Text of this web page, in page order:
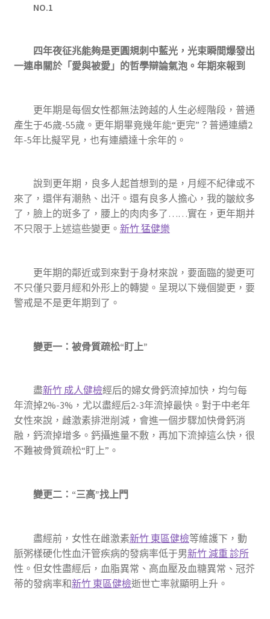
NO.1
四年夜征兆能夠是更圓規刺中藍光，光束瞬間爆發出
一連串關於「愛與被愛」的哲學辯論氣泡。年期來報到
更年期是每個女性都無法跨越的人生必經階段，普通
產生于45歲-55歲。更年期畢竟幾年能“更完”？普通連續2
年-5年比擬罕見，也有連續達十余年的。
說到更年期，良多人起首想到的是，月經不紀律或不
來了，還伴有潮熱、出汗。還有良多人擔心，我的皺紋多
了，臉上的斑多了，腰上的肉肉多了……實在，更年期并
不只限于上述這些變更。 新竹 猛健樂
更年期的鄰近或到來對于身材來說，要面臨的變更可
不只僅只要月經和外形上的轉變。呈現以下幾個變更，要
警戒是不是更年期到了。
變更一：被骨質疏松“盯上”
盡新竹 成人健檢經后的婦女骨鈣流掉加快，均勻每
年流掉2%-3%，尤以盡經后2-3年流掉最快。對于中老年
女性來說，雌激素排泄削減，會進一個步驟加快骨鈣消
融，鈣流掉增多。鈣攝進量不敷，再加下流掉這么快，很
不難被骨質疏松“盯上”。
變更二：“三高”找上門
盡經前，女性在雌激素新竹 東區健檢等維護下，動
脈粥樣硬化性血汗管疾病的發病率低于男新竹 減重 診所
性。但女性盡經后，血脂異常、高血壓及血糖異常、冠芥
蒂的發病率和新竹 東區健檢逝世亡率就顯明上升。